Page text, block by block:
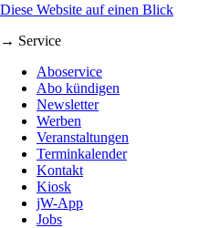
Diese Website auf einen Blick
→ Service
Aboservice
Abo kündigen
Newsletter
Werben
Veranstaltungen
Terminkalender
Kontakt
Kiosk
jW-App
Jobs